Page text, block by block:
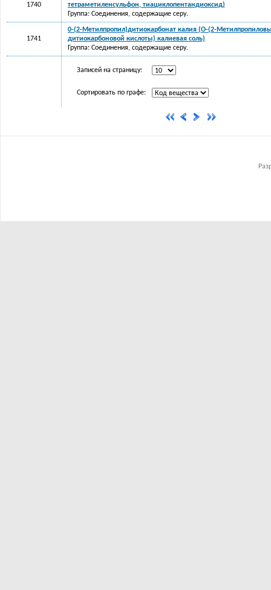
1740
тетраметиленсульфон, тиациклопентандиоксид)
Группа: Соединения, содержащие серу.
1741
0-(2-Метилпропил)дитиокарбонат калия (О-(2-
дитиокарбоновой кислоты) калиевая соль)
Группа: Соединения, содержащие серу.
Записей на страницу:
Сортировать по графе: